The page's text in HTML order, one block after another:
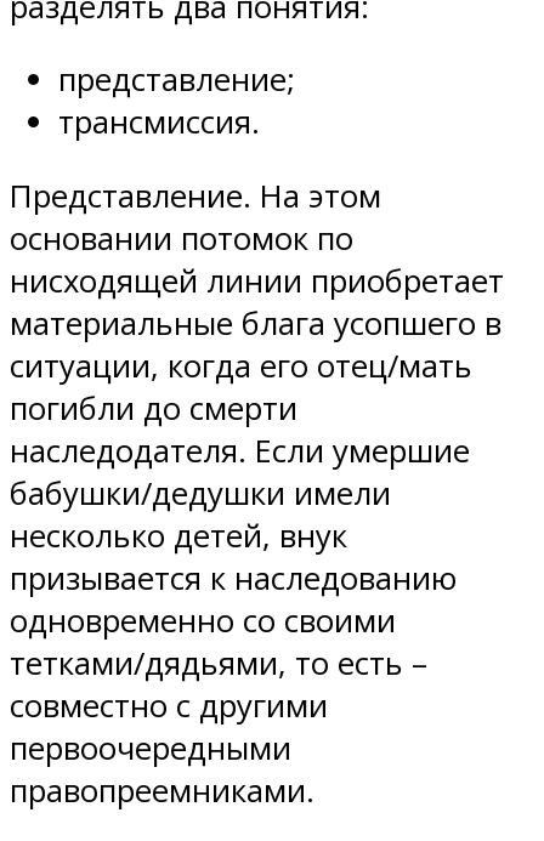
представление;
трансмиссия.
Представление. На этом
основании потомок по
нисходящей линии приобретает
материальные блага усопшего в
ситуации, когда его отец/мать
погибли до смерти
наследодателя. Если умершие
бабушки/дедушки имели
несколько детей, внук
призывается к наследованию
одновременно со своими
тетками/дядьями, то есть –
совместно с другими
первоочередными
правопреемниками.